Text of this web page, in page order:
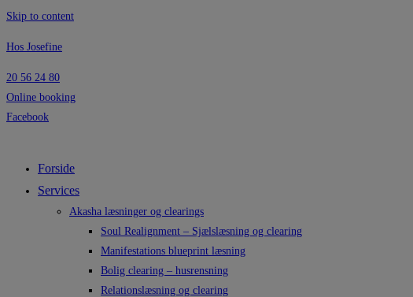
Skip to content
Hos Josefine
20 56 24 80
Online booking
Facebook
Forside
Services
Akasha læsninger og clearings
Soul Realignment – Sjælslæsning og clearing
Manifestations blueprint læsning
Bolig clearing – husrensning
Relationslæsning og clearing